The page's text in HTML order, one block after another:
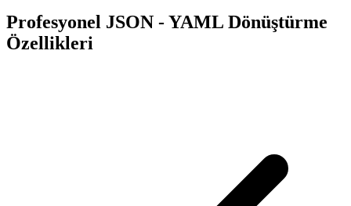
Profesyonel JSON - YAML Dönüştürme
Özellikleri